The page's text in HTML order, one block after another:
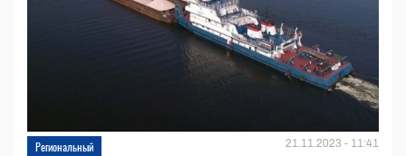
Региональный 21.11.2023 - 11:41